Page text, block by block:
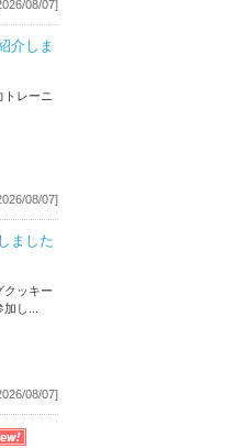
08/07]
介しま
レーニ
08/07]
ました
ッキー
し...
08/07]